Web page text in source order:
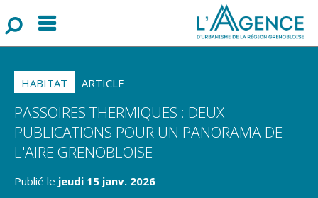
Menu
HABITAT ARTICLE
PASSOIRES THERMIQUES : DEUX
PUBLICATIONS POUR UN PANORAMA DE
L'AIRE GRENOBLOISE
Publié le jeudi 15 janv. 2026